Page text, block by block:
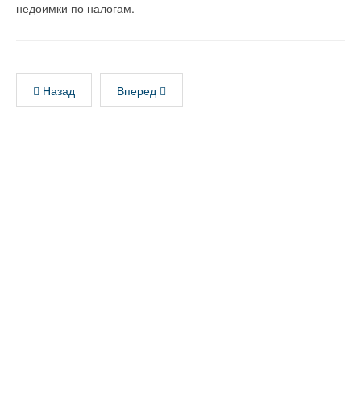
недоимки по налогам.
Назад Вперед